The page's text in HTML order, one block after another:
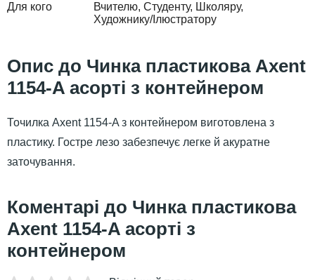
Для кого
Вчителю Студенту
Школяру
Художнику/Ілюстратору
Чинка пластикова Axent
1154-A асорті з контейнером
Точилка Axent 1154-A з контейнером виготовлена з
пластику. Гостре лезо забезпечує легке й акуратне
заточування.
Чинка пластикова
Axent 1154-A асорті з
контейнером